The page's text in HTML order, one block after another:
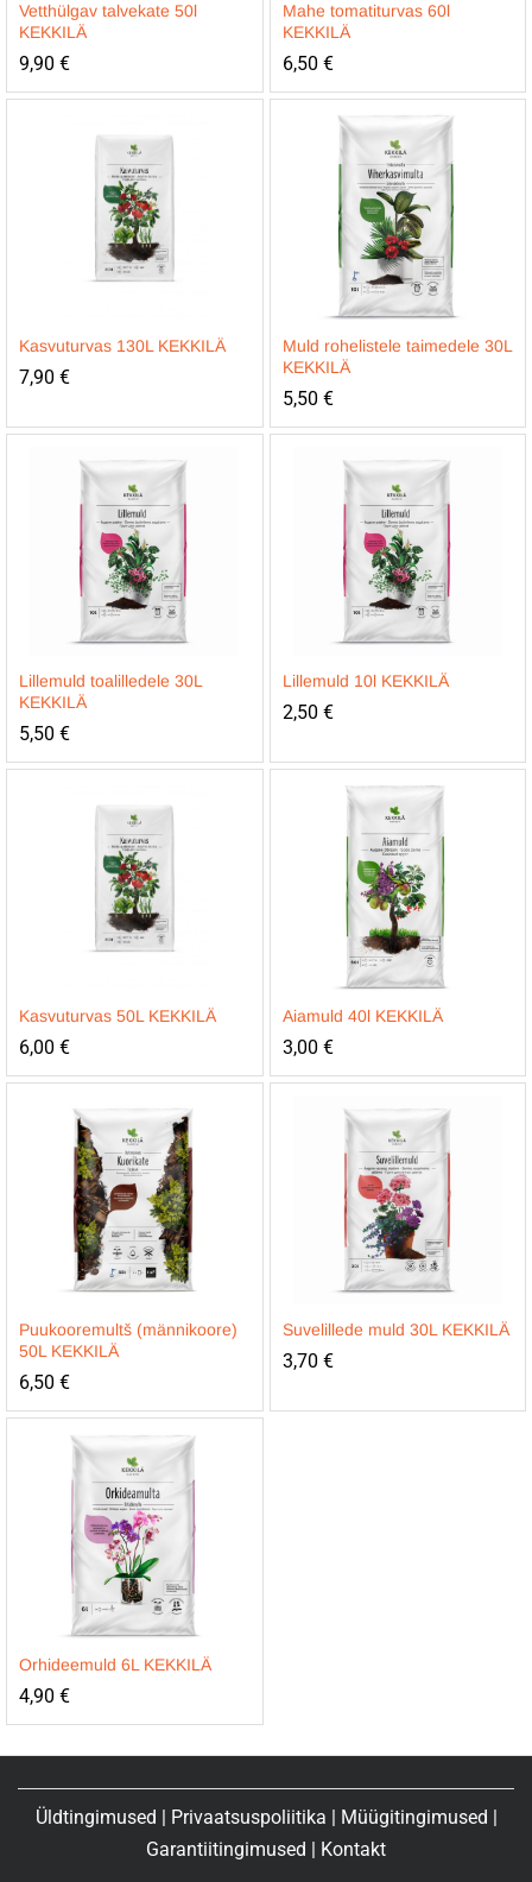
Vetthülgav talvekate 50l
KEKKILÄ
9,90 €
Mahe tomatiturvas 60l
KEKKILÄ
6,50 €
Kasvuturvas 130L KEKKILÄ
7,90 €
Muld rohelistele taimedele 30L
KEKKILÄ
5,50 €
Lillemuld toalilledele 30L
KEKKILÄ
5,50 €
Lillemuld 10l KEKKILÄ
2,50 €
Kasvuturvas 50L KEKKILÄ
6,00 €
Aiamuld 40l KEKKILÄ
3,00 €
Puukooremultš (männikoore)
50L KEKKILÄ
6,50 €
Suvelillede muld 30L KEKKILÄ
3,70 €
Orhideemuld 6L KEKKILÄ
4,90 €
Üldtingimused Privaatsuspoliitika Müügitingimused
Garantiitingimused
Kontakt